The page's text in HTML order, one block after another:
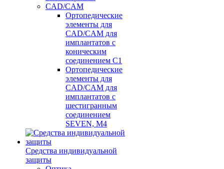
CAD/CAM
Ортопедические
элементы для
CAD/CAM для
имплантатов с
коническим
соединением С1
Ортопедические
элементы для
CAD/CAM для
имплантатов с
шестигранным
соединением
SEVEN, М4
Средства индивидуальной
защиты